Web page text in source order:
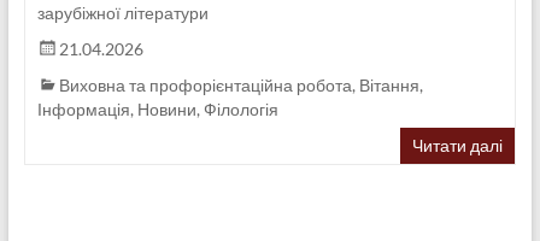
зарубіжної літератури
21.04.2026
Виховна та профорієнтаційна робота, Вітання,
Інформація, Новини, Філологія
Читати далі